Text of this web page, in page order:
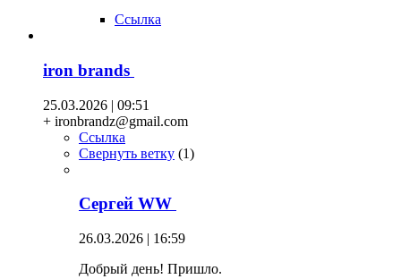
Ссылка
iron brands
25.03.2026 | 09:51
+ ironbrandz@gmail.com
Ссылка
Свернуть ветку (1)
Сергей WW
26.03.2026 | 16:59
Добрый день! Пришло.